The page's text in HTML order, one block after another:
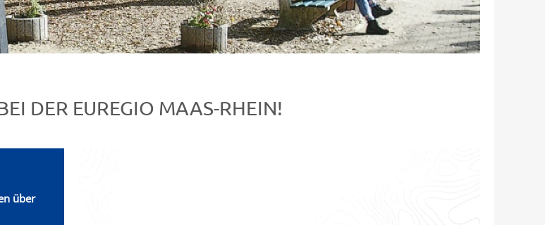
DER EUREGIO MAAS-RHEIN!
über